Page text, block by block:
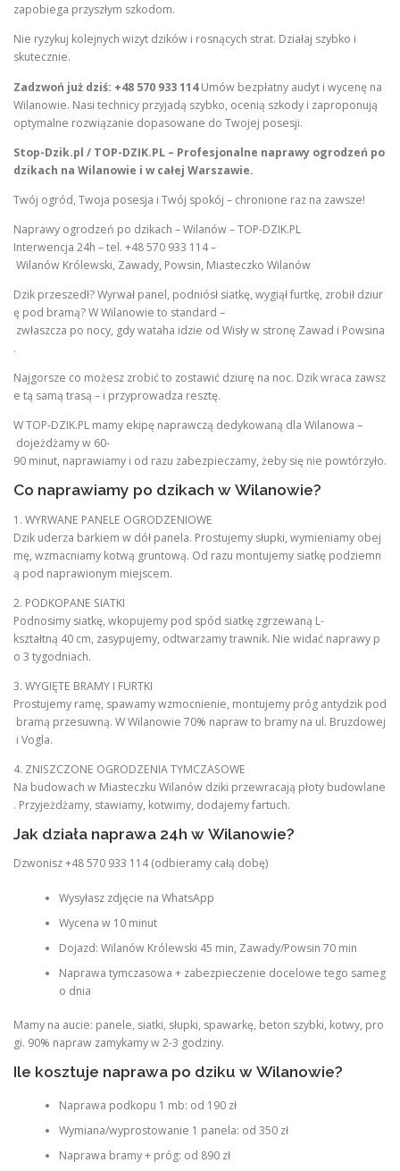
zapobiega przyszłym szkodom.
Nie ryzykuj kolejnych wizyt dzików i rosnących strat. Działaj szybko i
skutecznie.
Zadzwoń już dziś: +48 570 933 114Umów bezpłatny audyt i wycenę na
Wilanowie. Nasi technicy przyjadą szybko, ocenią szkody i zaproponują
optymalne rozwiązanie dopasowane do Twojej posesji.
Stop-Dzik.pl / TOP-DZIK.PL – Profesjonalne naprawy ogrodzeń po
dzikach na Wilanowie i w całej Warszawie.
Twój ogród, Twoja posesja i Twój spokój – chronione raz na zawsze!
Naprawy ogrodzeń po dzikach – Wilanów – TOP-DZIK.PL
Interwencja 24h – tel. +48 570 933 114 –
Wilanów Królewski, Zawady, Powsin, Miasteczko Wilanów
Dzik przeszedł? Wyrwał panel, podniósł siatkę, wygiął furtkę, zrobił dziur
ę pod bramą? W Wilanowie to standard –
zwłaszcza po nocy, gdy wataha idzie od Wisły w stronę Zawad i Powsina
.
Najgorsze co możesz zrobić to zostawić dziurę na noc. Dzik wraca zawsz
e tą samą trasą – i przyprowadza resztę.
W TOP-DZIK.PL mamy ekipę naprawczą dedykowaną dla Wilanowa –
dojeżdżamy w 60-
90 minut, naprawiamy i od razu zabezpieczamy, żeby się nie powtórzyło.
Co naprawiamy po dzikach w Wilanowie?
1. WYRWANE PANELE OGRODZENIOWE
Dzik uderza barkiem w dół panela. Prostujemy słupki, wymieniamy obej
mę, wzmacniamy kotwą gruntową. Od razu montujemy siatkę podziemn
ą pod naprawionym miejscem.
2. PODKOPANE SIATKI
Podnosimy siatkę, wkopujemy pod spód siatkę zgrzewaną L-
kształtną 40 cm, zasypujemy, odtwarzamy trawnik. Nie widać naprawy p
o 3 tygodniach.
3. WYGIĘTE BRAMY I FURTKI
Prostujemy ramę, spawamy wzmocnienie, montujemy próg antydzik pod
bramą przesuwną. W Wilanowie 70% napraw to bramy na ul. Bruzdowej
i Vogla.
4. ZNISZCZONE OGRODZENIA TYMCZASOWE
Na budowach w Miasteczku Wilanów dziki przewracają płoty budowlane
. Przyjeżdżamy, stawiamy, kotwimy, dodajemy fartuch.
Jak działa naprawa 24h w Wilanowie?
Dzwonisz +48 570 933 114 (odbieramy całą dobę)
Wysyłasz zdjęcie na WhatsApp
Wycena w 10 minut
Dojazd: Wilanów Królewski 45 min, Zawady/Powsin 70 min
Naprawa tymczasowa + zabezpieczenie docelowe tego sameg
o dnia
Mamy na aucie: panele, siatki, słupki, spawarkę, beton szybki, kotwy, pro
gi. 90% napraw zamykamy w 2-3 godziny.
Ile kosztuje naprawa po dziku w Wilanowie?
Naprawa podkopu 1 mb: od 190 zł
Wymiana/wyprostowanie 1 panela: od 350 zł
Naprawa bramy + próg: od 890 zł